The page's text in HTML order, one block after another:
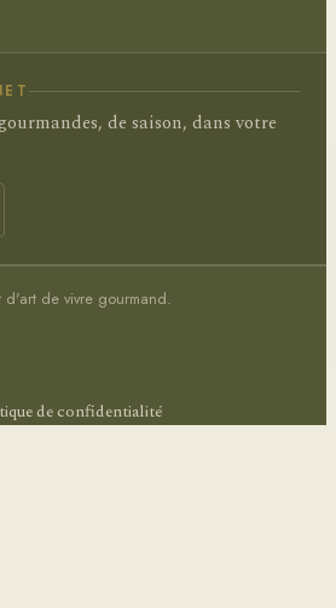
de saison, dans votre
de vivre gourmand.
de confidentialité